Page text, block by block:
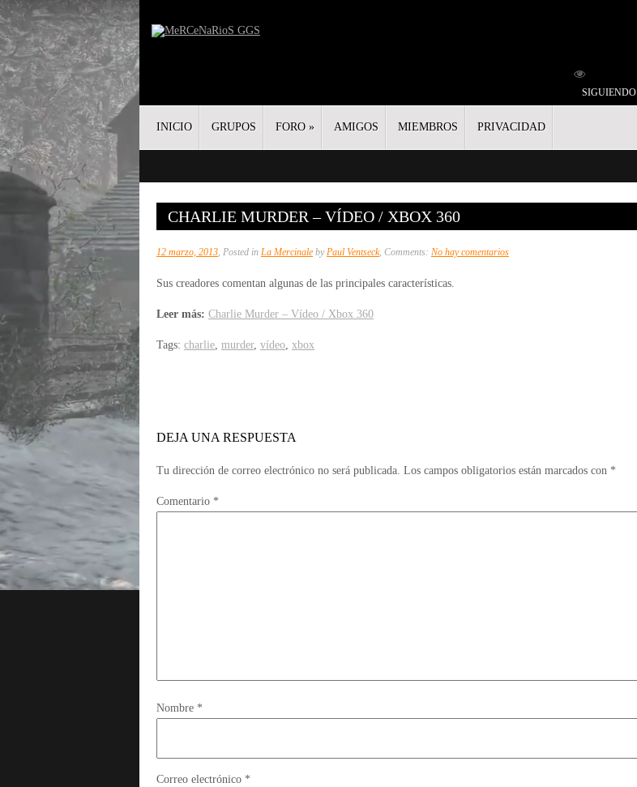
SIGUIENDO
INICIO GRUPOS FORO » AMIGOS MIEMBROS PRIVACIDAD
CHARLIE MURDER – VÍDEO / XBOX 360
12 marzo, 2013, Posted in La Mercinale byPaul Ventseck, Comments: No hay comentariosen
Sus creadores comentan algunas de las principales características.
Leer más: Charlie Murder – Vídeo / Xbox 360
Tags: charlie, murder, vídeo, xbox
DEJA UNA RESPUESTA
Tu dirección de correo electrónico no será publicada. Los campos obligatorios están marcados con *
Comentario *
Nombre *
Correo electrónico *